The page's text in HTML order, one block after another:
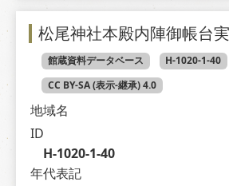
松尾神社本殿内陣御帳台
館蔵資料データベース
H-1020-1-40
CC BY-SA (表示-継承) 4.0
地域名
ID
H-1020-1-40
年代表記